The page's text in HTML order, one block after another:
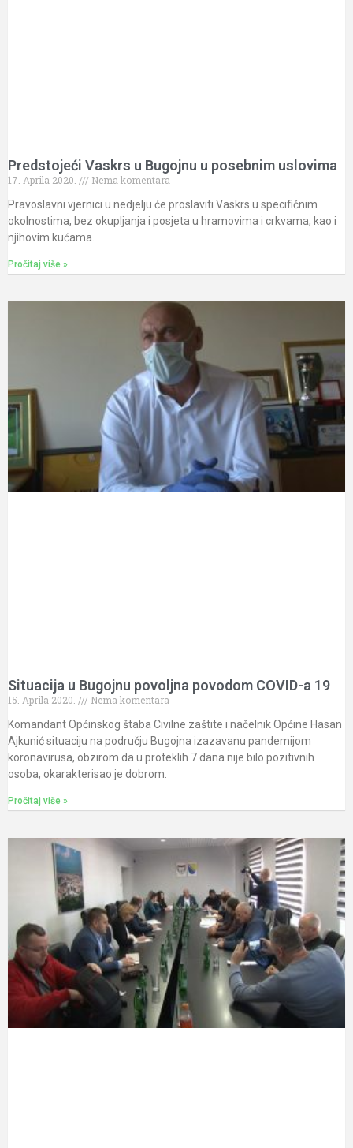
Predstojeći Vaskrs u Bugojnu u posebnim uslovima
17. Aprila 2020.
Nema komentara
Pravoslavni vjernici u nedjelju će proslaviti Vaskrs u specifičnim
okolnostima, bez okupljanja i posjeta u hramovima i crkvama, kao i
njihovim kućama.
Pročitaj više »
Situacija u Bugojnu povoljna povodom COVID-a 19
15. Aprila 2020.
Nema komentara
Komandant Općinskog štaba Civilne zaštite i načelnik Općine Hasan
Ajkunić situaciju na području Bugojna izazavanu pandemijom
koronavirusa, obzirom da u proteklih 7 dana nije bilo pozitivnih
osoba, okarakterisao je dobrom.
Pročitaj više »